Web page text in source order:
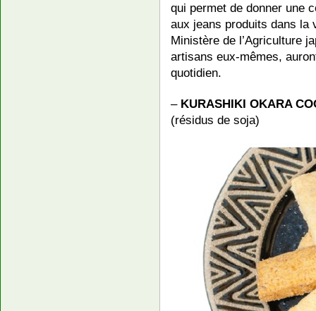
qui permet de donner une
aux jeans produits dans la
Ministère de l’Agriculture
artisans eux-mêmes,
quotidien.
– KURASHIKI OKARA
(résidus de soja)